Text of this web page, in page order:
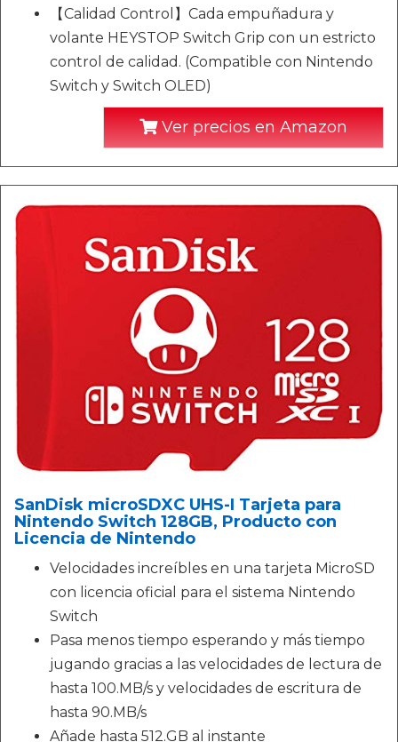
【Calidad Control】Cada empuñadura y
volante HEYSTOP Switch Grip con un estricto
control de calidad. (Compatible con Nintendo
Switch y Switch OLED)
Ver precios en Amazon
SanDisk microSDXC UHS-I Tarjeta para
Nintendo Switch 128GB, Producto con
Licencia de Nintendo
Velocidades increíbles en una tarjeta MicroSD
con licencia oficial para el sistema Nintendo
Switch
Pasa menos tiempo esperando y más tiempo
jugando gracias a las velocidades de lectura de
hasta 100.MB/s y velocidades de escritura de
hasta 90.MB/s
Añade hasta 512.GB al instante